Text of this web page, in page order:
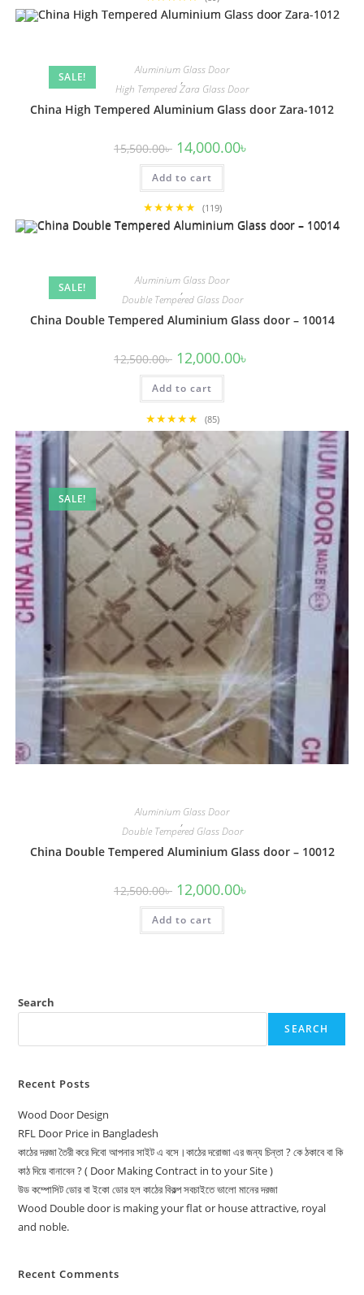
SALE!
Aluminium Glass Door
,
High Tempered Zara Glass Door
China High Tempered Aluminium Glass door Zara-1012
15,500.00৳ Original
price
was:
15,500.00৳ .
14,000.00৳
Add to cart
★★★★★ (119)
SALE!
Aluminium Glass Door
,
Double Tempered Glass Door
China Double Tempered Aluminium Glass door – 10014
12,500.00৳ Original
price
was:
12,500.00৳ .
12,000.00৳
Add to cart
★★★★★ (85)
SALE!
Aluminium Glass Door
,
Double Tempered Glass Door
China Double Tempered Aluminium Glass door – 10012
12,500.00৳ Original
price
was:
12,500.00৳ .
12,000.00৳
Add to cart
Search
SEARCH
Recent Posts
Wood Door Design
RFL Door Price in Bangladesh
কাঠের দরজা তৈরী করে দিবো আপনার সাইট এ বসে।কাঠের দরোজা এর জন্য চিন্তা ? কে ঠকাবে বা কি
কাঠ দিয়ে বানাবেন ? ( Door Making Contract in to your Site )
উড কম্পোসিট ডোর বা ইকো ডোর হল কাঠের বিকল্প সবচাইতে ভালো মানের দরজা
Wood Double door is making your flat or house attractive, royal
and noble.
Recent Comments